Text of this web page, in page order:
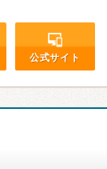
公式サイト